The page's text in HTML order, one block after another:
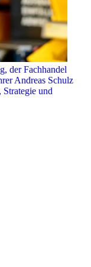
der Fachhandel
Andreas Schulz
und